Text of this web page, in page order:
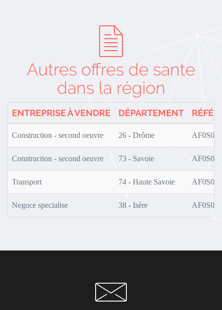
Autres offres de sante
dans la région
ENTREPRISE À VENDRE DÉPARTEMENT
Construction - second oeuvre 26 - Drôme
Construction - second oeuvre 73 - Savoie
Transport 74 - Haute Savoie
Negoce specialise 38 - Isère